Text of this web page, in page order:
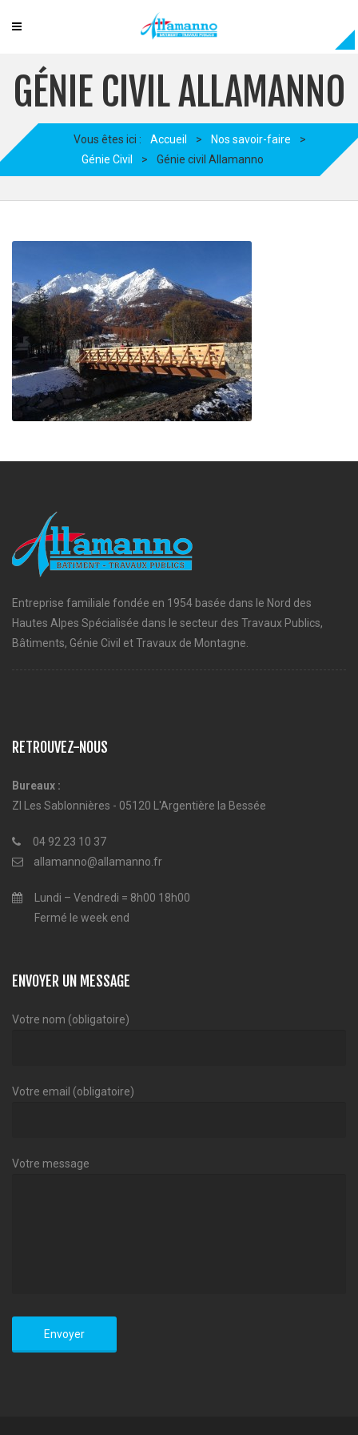
GÉNIE CIVIL ALLAMANNO
Vous êtes ici : Accueil > Nos savoir-faire
>
Génie Civil
> Génie civil Allamanno
Entreprise familiale fondée en 1954 basée dans le Nord des
Hautes Alpes Spécialisée dans le secteur des Travaux Publics,
Bâtiments, Génie Civil et Travaux de Montagne.
RETROUVEZ-NOUS
Bureaux :
ZI Les Sablonnières - 05120 L'Argentière la Bessée
04 92 23 10 37
allamanno@allamanno.fr
Lundi – Vendredi = 8h00 18h00
Fermé le week end
ENVOYER UN MESSAGE
Votre nom (obligatoire)
Votre email (obligatoire)
Votre message